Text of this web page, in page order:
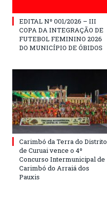
EDITAL Nº 001/2026 – III
COPA DA INTEGRAÇÃO DE
FUTEBOL FEMININO 2026
DO MUNICÍPIO DE ÓBIDOS
Carimbó da Terra do Distrito
de Curuai vence o 4º
Concurso Intermunicipal de
Carimbó do Arraiá dos
Pauxis